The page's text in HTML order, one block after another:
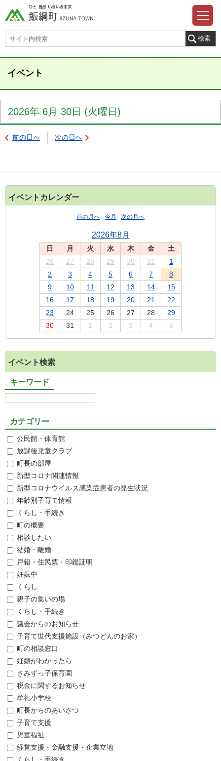
イベント
2026年 6月 30日 (火曜日 )
前の日へ 次の日へ
イベントカレンダー
前の月へ 今月 次の月へ
2026年8月
日 月 火 水 木 金
土
26
27 28 29 30 31
1
2
3 4 5 6 7
8
9
10 11 12 13 14
15
16
17 18 19 20 21
22
23
24 25 26 27 28
29
30
31 1 2 3 4 5
イベント検索
キーワード
カテゴリー
公民館・体育館
放課後児童クラブ
町長の部屋
新型コロナ関連情報
新型コロナウイルス感染症患者の発生状況
年齢別子育て情報
くらし・手続き
町の概要
相談したい
結婚・離婚
戸籍・住民票・印鑑証明
妊娠中
くらし
親子の集いの場
くらし・手続き
議会からのお知らせ
子育て世代支援施設（みつどんのお家）
町の相談窓口
妊娠がわかったら
さみずっ子保育園
税金に関するお知らせ
牟礼小学校
町長からのあいさつ
子育て支援
児童福祉
経営支援・金融支援・企業立地